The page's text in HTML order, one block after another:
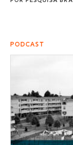
PODCAST